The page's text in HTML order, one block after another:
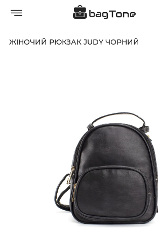
ЖІНОЧИЙ РЮКЗАК JUDY ЧОРНИЙ